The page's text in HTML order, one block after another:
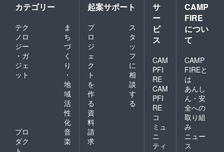
カテゴリー
テク
ノロ
ジー
・ガ
ジェ
ット
ま
ち
づ
く
り
・
地
域
活
性
化
プロ
ダク
音
楽
起案サポート
プ
ロ
ジ
ェ
ク
ト
を
作
る
ス
タ
ッ
フ
に
相
談
す
る
資
料
請
求
サ
ー
ビ
ス
CAM
PFI
RE
CAM
PFI
RE
コ
ミュ
ニ
ティ
CAMP
FIRE
につい
て
CAMP
FIREと
は
あんし
ん・安
全への
取り組
み
ニュー
ス